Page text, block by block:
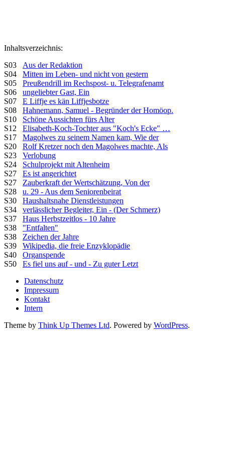
Inhaltsverzeichnis:
S03 Aus der Redaktion
S04 Mitten im Leben- und nicht von gestern
S05 Preußendrill im Rechspost- u. Telegrafenamt
S06 ungeliebter Gast, Ein
S07 E Liffje es kän Liffjesbotze
S08 Hahnemann, Samuel - Begründer der Homöop.
S10 Schöne Aussichten fürs Alter
S12 Elisabeth-Koch-Tochter aus "Koch's Ecke" …
S17 Magolwes zu seinem Namen kam, Wie der
S20 Rolf Kretzer noch den Magolwes machte, Als
S23 Verlobung
S24 Schulprojekt mit Altenheim
S27 Es ist angerichtet
S27 Zauberkraft der Wertschätzung, Von der
S28 u. 29 - Aus dem Seniorenbeirat
S30 Haushaltsnahe Dienstleistungen
S34 verlässlicher Begleiter, Ein - (Der Schmerz)
S37 Haus Herbstzeitlos - 10 Jahre
S38 "Entfalten"
S38 Zeichen der Jahre
S39 Wikipedia, die freie Enzyklopädie
S40 Organspende
S50 Es fiel uns auf - und - Zu guter Letzt
Datenschutz
Impressum
Kontakt
Intern
Theme by Think Up Themes Ltd. Powered by WordPress.